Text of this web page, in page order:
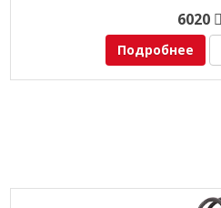
6020
Подробнее